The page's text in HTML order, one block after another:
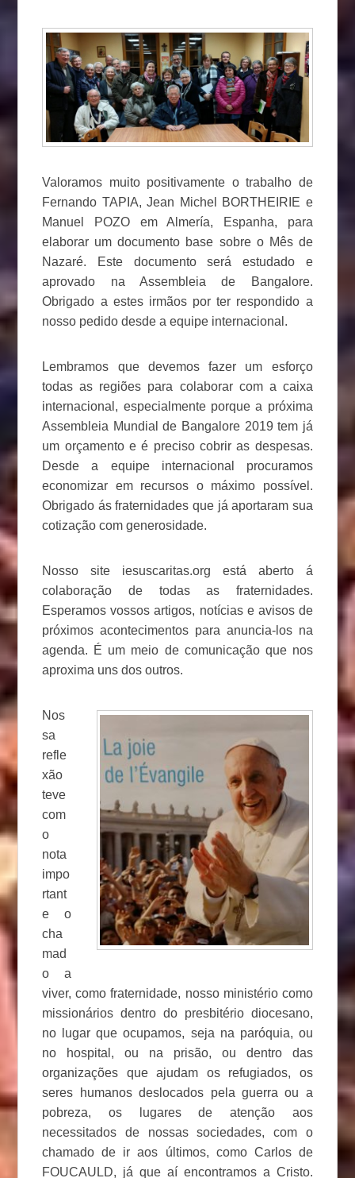
Valoramos muito positivamente o trabalho de
Fernando TAPIA, Jean Michel BORTHEIRIE e
Manuel POZO em Almería, Espanha, para
elaborar um documento base sobre o Mês de
Nazaré. Este documento será estudado e
aprovado na Assembleia de Bangalore.
Obrigado a estes irmãos por ter respondido a
nosso pedido desde a equipe internacional.
Lembramos que devemos fazer um esforço
todas as regiões para colaborar com a caixa
internacional, especialmente porque a próxima
Assembleia Mundial de Bangalore 2019 tem já
um orçamento e é preciso cobrir as despesas.
Desde a equipe internacional procuramos
economizar em recursos o máximo possível.
Obrigado ás fraternidades que já aportaram sua
cotização com generosidade.
Nosso site iesuscaritas.org está aberto á
colaboração de todas as fraternidades.
Esperamos vossos artigos, notícias e avisos de
próximos acontecimentos para anuncia-los na
agenda. É um meio de comunicação que nos
aproxima uns dos outros.
Nos
sa
refle
xão
teve
com
o
nota
impo
rtant
e o
cha
mad
o a
viver, como fraternidade, nosso ministério como
missionários dentro do presbitério diocesano,
no lugar que ocupamos, seja na paróquia, ou
no hospital, ou na prisão, ou dentro das
organizações que ajudam os refugiados, os
seres humanos deslocados pela guerra ou a
pobreza, os lugares de atenção aos
necessitados de nossas sociedades, com o
chamado de ir aos últimos, como Carlos de
FOUCAULD, já que aí encontramos a Cristo.